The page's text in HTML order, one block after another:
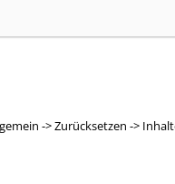
-> Zurücksetzen ->